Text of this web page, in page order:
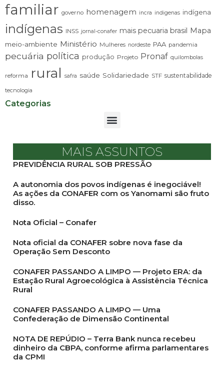
familiar governo homenagem incra indigenas indígena
indígenas INSS jornal-conafer mais pecuaria brasil Mapa
meio-ambiente Ministério Mulheres nordeste PAA pandemia
pecuária política produção Projeto Pronaf quilombolas
reforma rural safra saúde Solidariedade STF sustentabilidade
tecnologia
Categorias
MAIS ASSUNTOS
PREVIDÊNCIA RURAL SOB PRESSÃO
A autonomia dos povos indígenas é inegociável!
As ações da CONAFER com os Yanomami são fruto
disso.
Nota Oficial – Conafer
Nota oficial da CONAFER sobre nova fase da
Operação Sem Desconto
CONAFER PASSANDO A LIMPO — Projeto ERA: da
Estação Rural Agroecológica à Assistência Técnica
Rural
CONAFER PASSANDO A LIMPO — Uma
Confederação de Dimensão Continental
NOTA DE REPÚDIO – Terra Bank nunca recebeu
dinheiro da CBPA, conforme afirma parlamentares
da CPMI